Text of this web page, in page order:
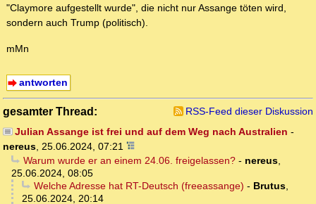
"Claymore aufgestellt wurde", die nicht nur Assange töten wird,
sondern auch Trump (politisch).
mMn
antworten
gesamter Thread:
RSS-Feed dieser Diskussion
Julian Assange ist frei und auf dem Weg nach Australien -
nereus, 25.06.2024, 07:21
Warum wurde er an einem 24.06. freigelassen?- nereus,
25.06.2024, 08:05
Welche Adresse hat RT-Deutsch (freeassange) - Brutus,
25.06.2024, 20:14